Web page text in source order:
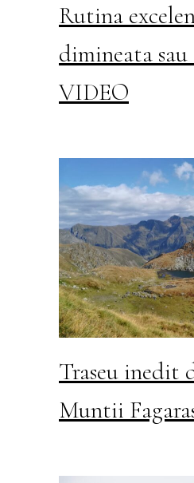
Rutina
dimineata sau
VIDEO
Traseu inedit
Muntii